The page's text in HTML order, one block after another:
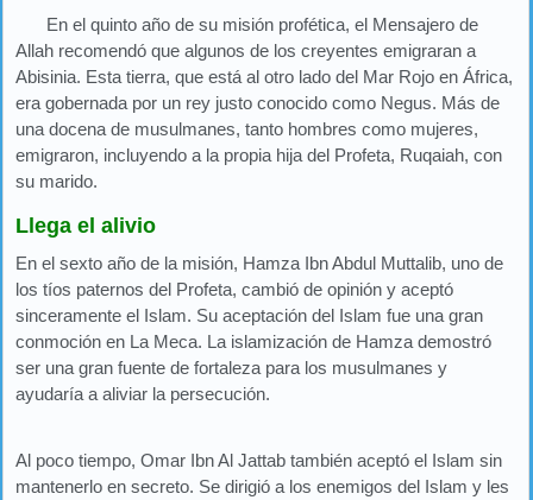
En el quinto año de su misión profética, el Mensajero de
Allah recomendó que algunos de los creyentes emigraran a
Abisinia. Esta tierra, que está al otro lado del Mar Rojo en África,
era gobernada por un rey justo conocido como Negus. Más de
una docena de musulmanes, tanto hombres como mujeres,
emigraron, incluyendo a la propia hija del Profeta, Ruqaiah, con
su marido.
Llega el alivio
En el sexto año de la misión, Hamza Ibn Abdul Muttalib, uno de
los tíos paternos del Profeta, cambió de opinión y aceptó
sinceramente el Islam. Su aceptación del Islam fue una gran
conmoción en La Meca. La islamización de Hamza demostró
ser una gran fuente de fortaleza para los musulmanes y
ayudaría a aliviar la persecución.
Al poco tiempo, Omar Ibn Al Jattab también aceptó el Islam sin
mantenerlo en secreto. Se dirigió a los enemigos del Islam y les